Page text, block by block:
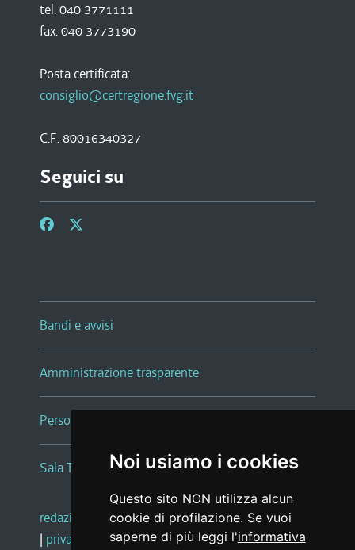
Noi usiamo i cookies
Questo sito NON utilizza alcun
cookie di profilazione. Se vuoi
saperne di più leggi l'informativa
tel. 040 3771111
fax. 040 3773190
Posta certificata:
consiglio@certregione.fvg.it
C.F. 80016340327
Seguici su
Bandi e avvisi
Amministrazione trasparente
Persone e Uffici
Sala Tiziano Tessitori
redazione web |note legali |glossario
| privacy social media policy